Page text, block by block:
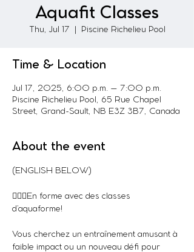
Aquafit Classes
Thu, Jul 17 Piscine Richelieu Pool
Time & Location
Jul 17, 2025, 6:00 p.m. – 7:00 p.m.
Piscine Richelieu Pool, 65 Rue Chapel
Street, Grand-Sault, NB E3Z 3B7, Canada
About the event
(ENGLISH BELOW)
🏊‍♀️💪En forme avec des classes
d’aquaforme!
Vous cherchez un entraînement amusant à
faible impact ou un nouveau défi pour